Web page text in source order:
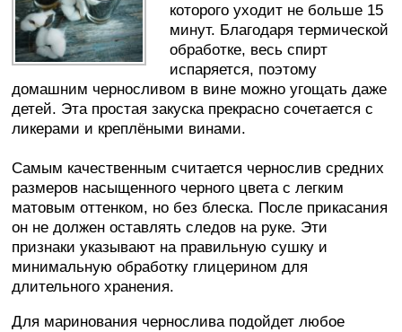
которого уходит не больше 15
минут. Благодаря термической
обработке, весь спирт
испаряется, поэтому
домашним черносливом в вине можно угощать даже
детей. Эта простая закуска прекрасно сочетается с
ликерами и креплёными винами.
Самым качественным считается чернослив средних
размеров насыщенного черного цвета с легким
матовым оттенком, но без блеска. После прикасания
он не должен оставлять следов на руке. Эти
признаки указывают на правильную сушку и
минимальную обработку глицерином для
длительного хранения.
Для маринования чернослива подойдет любое